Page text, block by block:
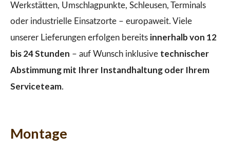
Werkstätten, Umschlagpunkte, Schleusen, Terminals
oder industrielle Einsatzorte – europaweit. Viele
unserer Lieferungen erfolgen bereits innerhalb von 12
bis 24 Stunden – auf Wunsch inklusive technischer
Abstimmung mit Ihrer Instandhaltung oder Ihrem
Serviceteam.
Montage